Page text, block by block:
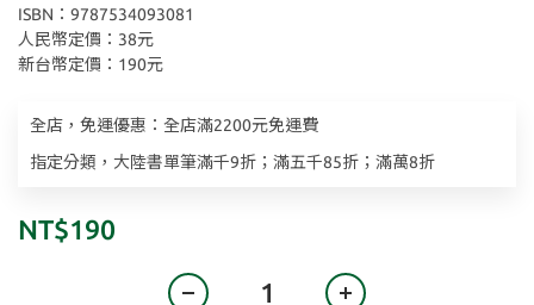
ISBN：9787534093081
人民幣定價：38元
新台幣定價：190元
全店，免運優惠：全店滿2200元免運費
指定分類，大陸書單筆滿千9折；滿五千85折；滿萬8折
NT$190